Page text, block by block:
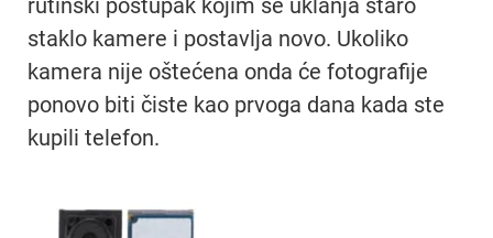
staklo kamere i postavlja novo. Ukoliko
kamera nije oštećena onda će fotografije
ponovo biti čiste kao prvoga dana kada ste
kupili telefon.